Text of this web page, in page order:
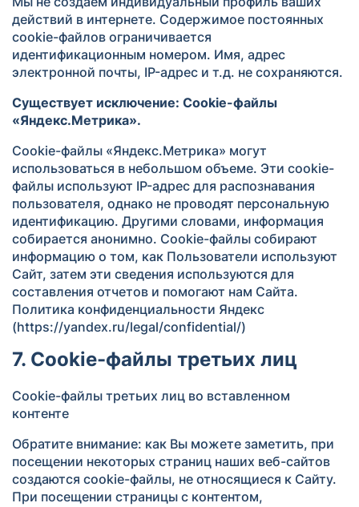
действий в интернете. Содержимое постоянных
cookie-файлов ограничивается
идентификационным номером. Имя, адрес
электронной почты, IP-адрес и т.д. не сохраняются.
Существует исключение: Cookie-файлы
«Яндекс.Метрика».
Cookie-файлы «Яндекс.Метрика» могут
использоваться в небольшом объеме. Эти cookie-
файлы используют IP-адрес для распознавания
пользователя, однако не проводят персональную
идентификацию. Другими словами, информация
собирается анонимно. Cookie-файлы собирают
информацию о том, как Пользователи используют
Сайт, затем эти сведения используются для
составления отчетов и помогают нам Сайта.
Политика конфиденциальности Яндекс
(https://yandex.ru/legal/confidential/)
7. Cookie-файлы третьих лиц
Cookie-файлы третьих лиц во вставленном
контенте
Обратите внимание: как Вы можете заметить, при
посещении некоторых страниц наших веб-сайтов
создаются cookie-файлы, не относящиеся к Сайту.
При посещении страницы с контентом,